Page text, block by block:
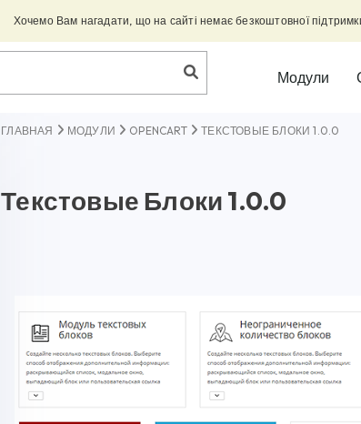
Хочемо Вам нагадати, що на сайті немає безкоштовної
Модули
ГЛАВНАЯ МОДУЛИ OPENCART ТЕКСТОВЫЕ БЛОКИ 1.0.0
Текстовые Блоки 1.0.0